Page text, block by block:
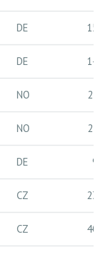
DE 15
DE 14
NO 27
NO 27
DE 9
CZ 23
CZ 40